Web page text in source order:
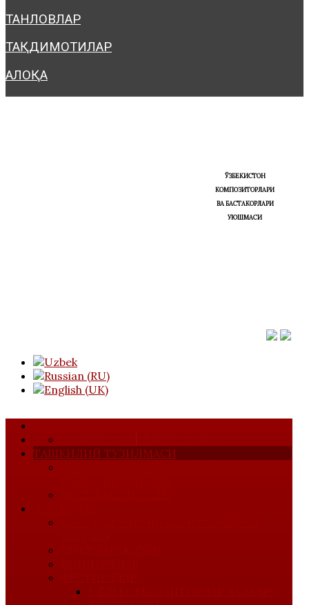
ТАНЛОВЛАР
ТАҚДИМОТИЛАР
АЛОҚА
ЎЗБЕКИСТОН
КОМПОЗИТОРЛАРИ
ВА БАСТАКОРЛАРИ
УЮШМАСИ
ТАШКИЛИЙ ТУЗИЛМАСИ